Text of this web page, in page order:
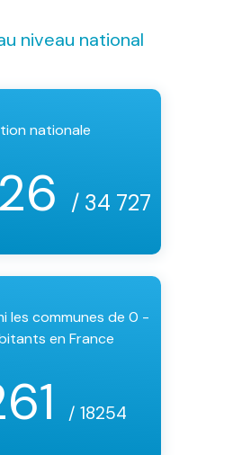
niveau national
nationale
/ 34 727
les communes de 0 -
en France
/ 18254